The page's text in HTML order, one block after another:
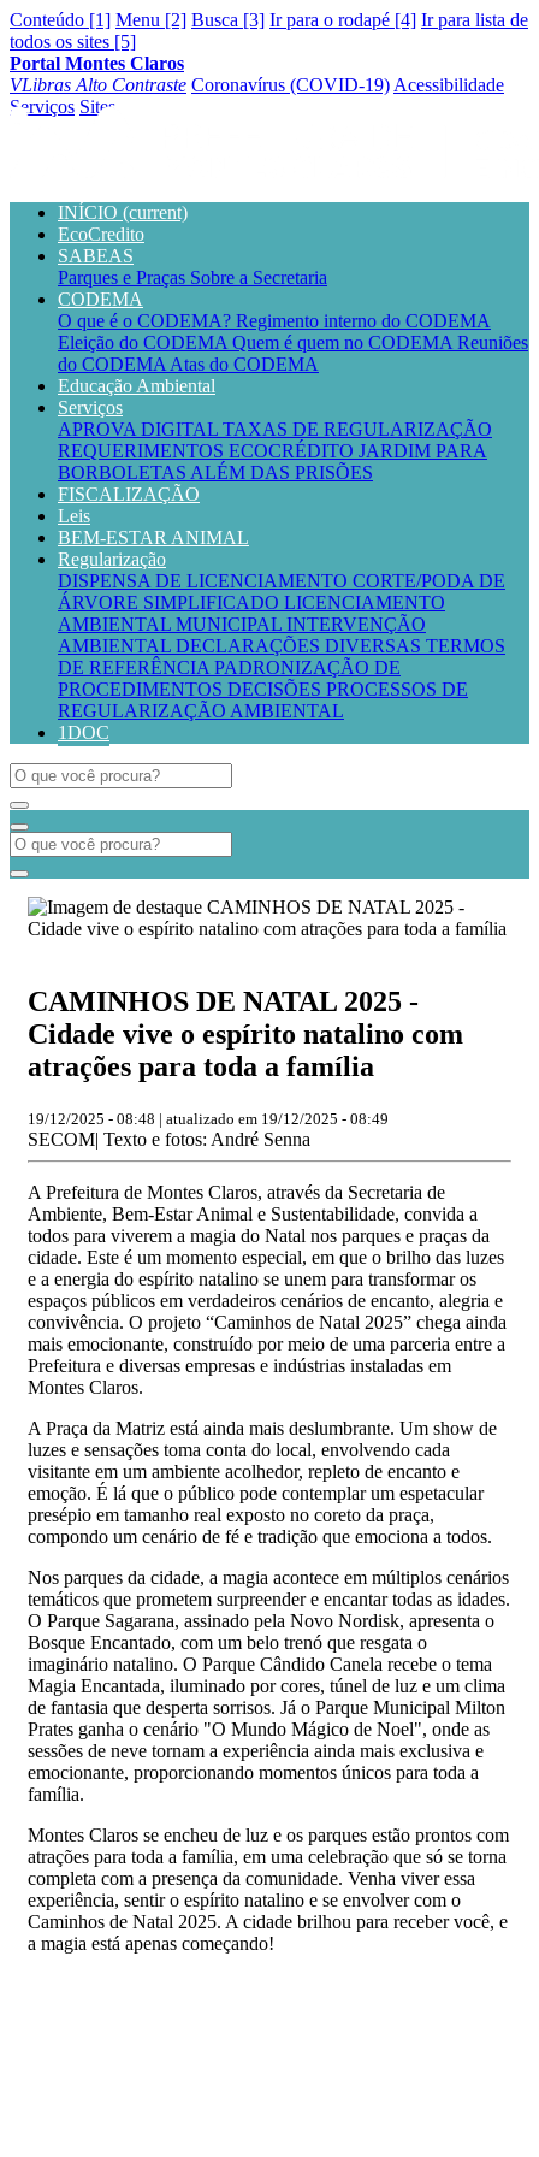
Conteúdo [1] Menu [2] Busca [3] Ir para o rodapé [4] Ir para lista de
todos os sites [5]
Portal Montes Claros
VLibras Alto Contraste Coronavírus (COVID-19) Acessibilidade
Serviços Sites
INÍCIO (current)
EcoCredito
SABEAS
Parques e Praças Sobre a Secretaria
CODEMA
O que é o CODEMA? Regimento interno do CODEMA
Eleição do CODEMA Quem é quem no CODEMA Reuniões
do CODEMA Atas do CODEMA
Educação Ambiental
Serviços
APROVA DIGITAL TAXAS DE REGULARIZAÇÃO
REQUERIMENTOS ECOCRÉDITO JARDIM PARA
BORBOLETAS ALÉM DAS PRISÕES
FISCALIZAÇÃO
Leis
BEM-ESTAR ANIMAL
Regularização
DISPENSA DE LICENCIAMENTO CORTE/PODA DE
ÁRVORE SIMPLIFICADO LICENCIAMENTO
AMBIENTAL MUNICIPAL INTERVENÇÃO
AMBIENTAL DECLARAÇÕES DIVERSAS TERMOS
DE REFERÊNCIA PADRONIZAÇÃO DE
PROCEDIMENTOS DECISÕES PROCESSOS DE
REGULARIZAÇÃO AMBIENTAL
1DOC
CAMINHOS DE NATAL 2025 -
Cidade vive o espírito natalino com
atrações para toda a família
19/12/2025 - 08:48 | atualizado em 19/12/2025 - 08:49
SECOM| Texto e fotos: André Senna
A Prefeitura de Montes Claros, através da Secretaria de
Ambiente, Bem-Estar Animal e Sustentabilidade, convida a
todos para viverem a magia do Natal nos parques e praças da
cidade. Este é um momento especial, em que o brilho das luzes
e a energia do espírito natalino se unem para transformar os
espaços públicos em verdadeiros cenários de encanto, alegria e
convivência. O projeto “Caminhos de Natal 2025” chega ainda
mais emocionante, construído por meio de uma parceria entre a
Prefeitura e diversas empresas e indústrias instaladas em
Montes Claros.
A Praça da Matriz está ainda mais deslumbrante. Um show de
luzes e sensações toma conta do local, envolvendo cada
visitante em um ambiente acolhedor, repleto de encanto e
emoção. É lá que o público pode contemplar um espetacular
presépio em tamanho real exposto no coreto da praça,
compondo um cenário de fé e tradição que emociona a todos.
Nos parques da cidade, a magia acontece em múltiplos cenários
temáticos que prometem surpreender e encantar todas as idades.
O Parque Sagarana, assinado pela Novo Nordisk, apresenta o
Bosque Encantado, com um belo trenó que resgata o
imaginário natalino. O Parque Cândido Canela recebe o tema
Magia Encantada, iluminado por cores, túnel de luz e um clima
de fantasia que desperta sorrisos. Já o Parque Municipal Milton
Prates ganha o cenário "O Mundo Mágico de Noel", onde as
sessões de neve tornam a experiência ainda mais exclusiva e
emocionante, proporcionando momentos únicos para toda a
família.
Montes Claros se encheu de luz e os parques estão prontos com
atrações para toda a família, em uma celebração que só se torna
completa com a presença da comunidade. Venha viver essa
experiência, sentir o espírito natalino e se envolver com o
Caminhos de Natal 2025. A cidade brilhou para receber você, e
a magia está apenas começando!